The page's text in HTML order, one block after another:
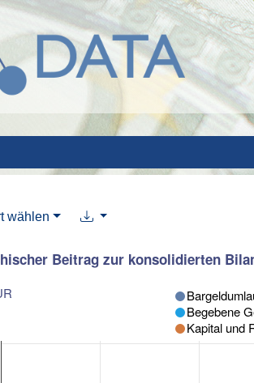
wählen
Beitrag zur konsolidierten
Begebene
Kapital und